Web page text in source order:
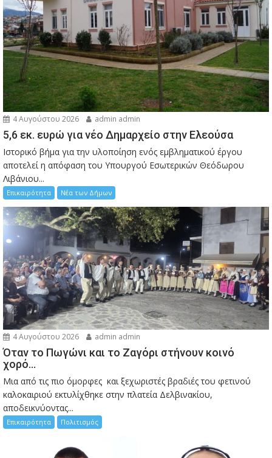
4 Αυγούστου 2026 admin admin
5,6 εκ. ευρώ για νέο Δημαρχείο στην Ελεούσα
Ιστορικό βήμα για την υλοποίηση ενός εμβληματικού έργου
αποτελεί η απόφαση του Υπουργού Εσωτερικών Θεόδωρου
Λιβάνιου...
Επικαιρότητα Νέα των Δήμων
4 Αυγούστου 2026 admin admin
Όταν το Πωγώνι και το Ζαγόρι στήνουν κοινό
χορό…
Μια από τις πιο όμορφες και ξεχωριστές βραδιές του φετινού
καλοκαιριού εκτυλίχθηκε στην πλατεία Δελβινακίου,
αποδεικνύοντας...
Επικαιρότητα Πολιτισμός